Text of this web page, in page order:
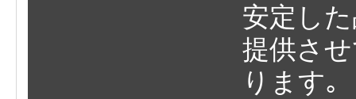
安定し
提供さ
ります｡